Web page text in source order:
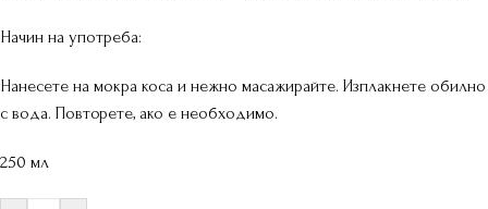
Начин на употреба:
Нанесете на мокра коса и нежно масажирайте. Изплакнете обилно
с вода. Повторете, ако е необходимо.
250 мл